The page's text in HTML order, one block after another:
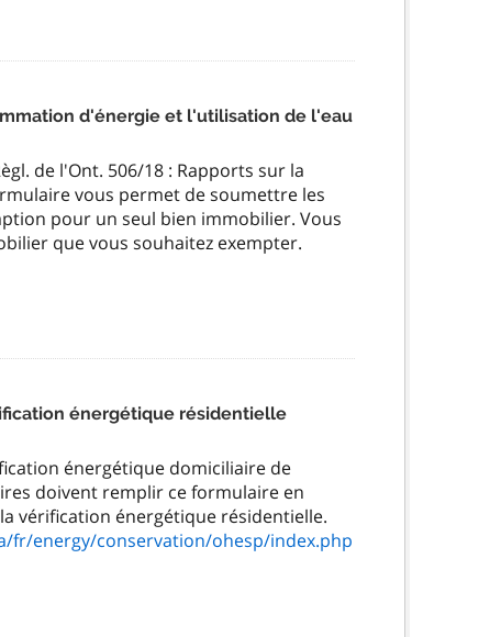
d'énergie et l'utilisation de l'eau
de l'Ont. 506/18 : Rapports sur la
vous permet de soumettre les
pour un seul bien immobilier. Vous
que vous souhaitez exempter.
énergétique résidentielle
énergétique domiciliaire de
doivent remplir ce formulaire en
vérification énergétique résidentielle.
fr/energy/conservation/ohesp/index.php